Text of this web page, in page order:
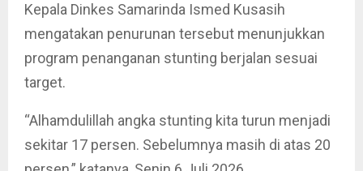
Kepala Dinkes Samarinda Ismed Kusasih
mengatakan penurunan tersebut menunjukkan
program penanganan stunting berjalan sesuai
target.
“Alhamdulillah angka stunting kita turun menjadi
sekitar 17 persen. Sebelumnya masih di atas 20